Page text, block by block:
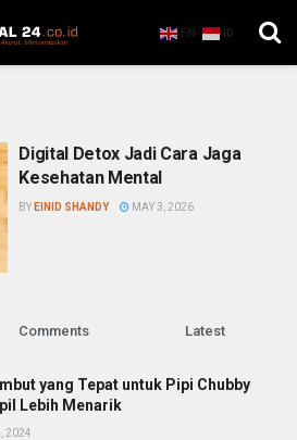
EN ID
Digital Detox Jadi Cara Jaga
Kesehatan Mental
BY EINID SHANDY MAY 3, 2026
Comments Latest
yang Tepat untuk Pipi Chubby
Lebih Menarik
2024